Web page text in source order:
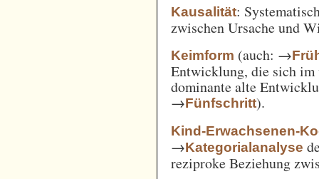
Kausalität:
zwischen Ursache und
Keimform (auch: →
Entwicklung, die sich im
dominante alte
→Fünfschritt).
Kind-Erwachsenen-
→Kategorialanalyse
reziproke Beziehung